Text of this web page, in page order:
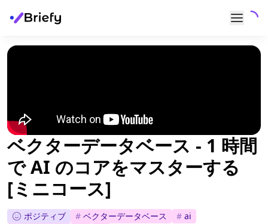
ベクターデータベース - 1 時間
で AI のコアをマスターする
[ミニコース]
ポジティブ # ベクターデータベース # ai